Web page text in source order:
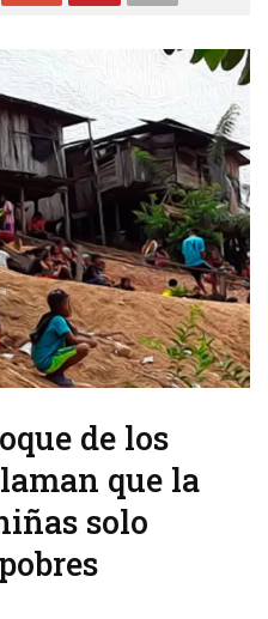
de los
que la
solo